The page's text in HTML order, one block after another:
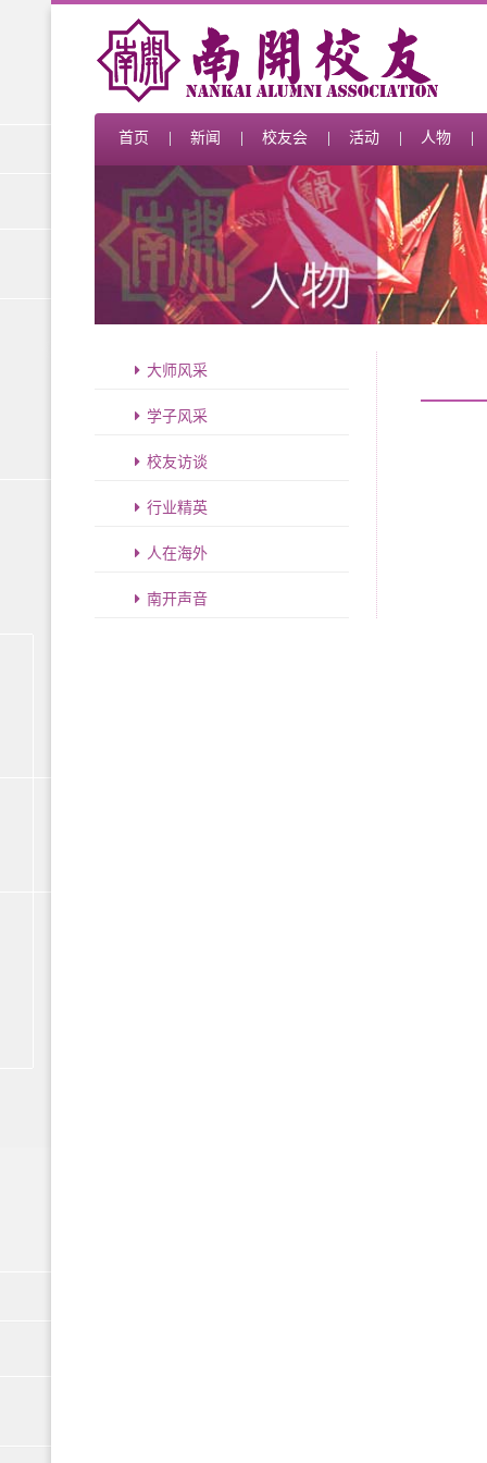
首页 新闻 校友会 活动 人物
大师风采
学子风采
校友访谈
行业精英
人在海外
南开声音